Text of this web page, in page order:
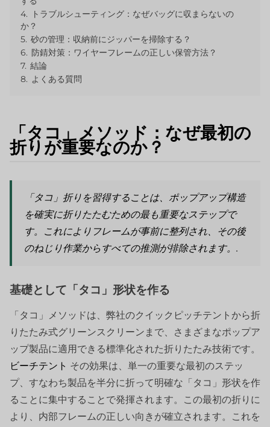
4.
トラブルシューティング：なぜバッグに収まらないの
か？
5. 砂の管理：収納前にジッパーを掃除する？
6. 防錆対策：ワイヤーフレームの正しい保管方法？
7. 結論
8. よくある質問
「タコ」メソッド：なぜ最初の
折りが重要なのか？
「タコ」折りを習得することは、ポップアップ構造
を確実に折りたたむための最も重要なステップで
す。これによりフレームが事前に整列され、その後
のねじり作業からすべての推測が排除されます。.
基礎として「タコ」形状を作る
「タコ」メソッドは、弊社のクイックピッチテントから折
りたたみ式グリーンスクリーンまで、さまざまなポップア
ップ製品に適用できる標準化された折りたたみ技術です。
ビーチテント その効果は、単一の重要な最初のステッ
プ、すなわち製品を半分に折って明確な「タコ」形状を作
ることに集中することで発揮されます。この最初の折りに
より、内部フレームの正しい向きが確立されます。これを